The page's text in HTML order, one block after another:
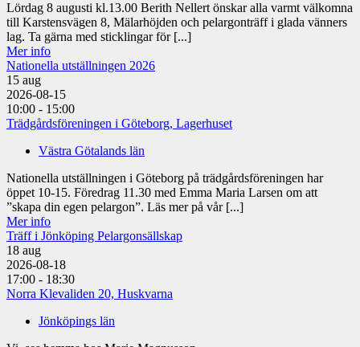
Lördag 8 augusti kl.13.00 Berith Nellert önskar alla varmt välkomna
till Karstensvägen 8, Mälarhöjden och pelargonträff i glada vänners
lag. Ta gärna med sticklingar för [...]
Mer info
Nationella utställningen 2026
15 aug
2026-08-15
10:00 - 15:00
Trädgårdsföreningen i Göteborg, Lagerhuset
Västra Götalands län
Nationella utställningen i Göteborg på trädgårdsföreningen har
öppet 10-15. Föredrag 11.30 med Emma Maria Larsen om att
”skapa din egen pelargon”. Läs mer på vår [...]
Mer info
Träff i Jönköping Pelargonsällskap
18 aug
2026-08-18
17:00 - 18:30
Norra Klevaliden 20, Huskvarna
Jönköpings län